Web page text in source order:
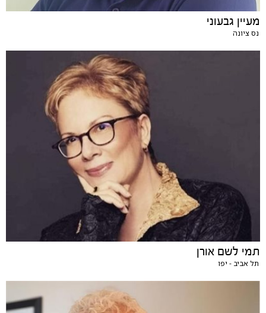
מעיין גבעוני
נס ציונה
תמי לשם אורן
תל אביב - יפו